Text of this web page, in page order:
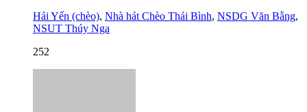
Hải Yến (chèo), Nhà hát Chèo Thái Bình, NSDG Văn Bằng,
NSUT Thúy Nga
252